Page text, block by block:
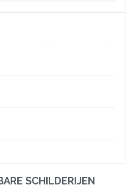
SCHILDERIJEN